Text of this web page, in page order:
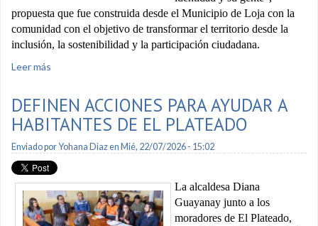
propuesta que fue construida desde el Municipio de Loja con la
comunidad con el objetivo de transformar el territorio desde la
inclusión, la sostenibilidad y la participación ciudadana.
Leer más
DEFINEN ACCIONES PARA AYUDAR A
HABITANTES DE EL PLATEADO
Enviado porYohana Diazen Mié, 22/07/2026 - 15:02
La alcaldesa Diana
Guayanay junto a los
moradores de El Plateado,